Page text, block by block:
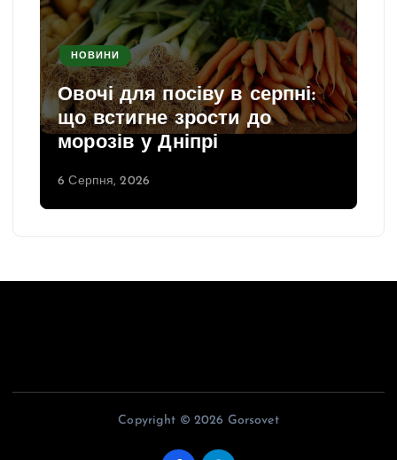
НОВИНИ
Овочі для посіву в серпні:
що встигне зрости до
морозів у Дніпрі
6 Серпня, 2026
Copyright © 2026 Gorsovet